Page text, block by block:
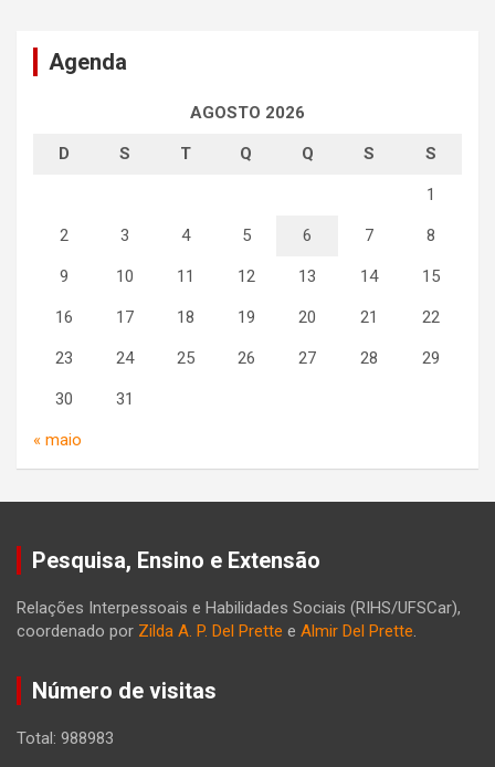
Agenda
AGOSTO 2026
D S T Q Q S S
1
2 3 4 5 6 7 8
9 10 11 12 13 14 15
16 17 18 19 20 21 22
23 24 25 26 27 28 29
30 31
« maio
Pesquisa, Ensino e Extensão
Relações Interpessoais e Habilidades Sociais (RIHS/UFSCar),
coordenado por Zilda A. P. Del Prette e Almir Del Prette.
Número de visitas
Total: 988983